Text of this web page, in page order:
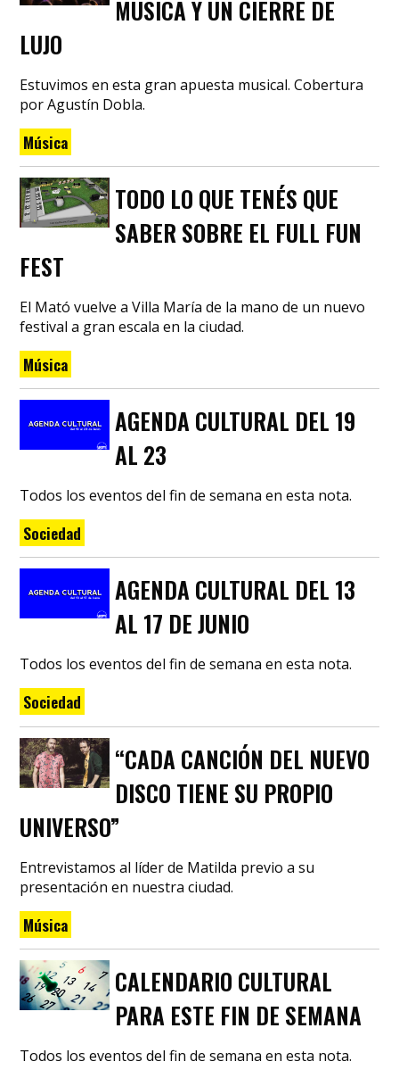
MÚSICA Y UN CIERRE DE
LUJO
Estuvimos en esta gran apuesta musical. Cobertura
por Agustín Dobla.
Música
TODO LO QUE TENÉS QUE
SABER SOBRE EL FULL FUN
FEST
El Mató vuelve a Villa María de la mano de un nuevo
festival a gran escala en la ciudad.
Música
AGENDA CULTURAL DEL 19
AL 23
Todos los eventos del fin de semana en esta nota.
Sociedad
AGENDA CULTURAL DEL 13
AL 17 DE JUNIO
Todos los eventos del fin de semana en esta nota.
Sociedad
“CADA CANCIÓN DEL NUEVO
DISCO TIENE SU PROPIO
UNIVERSO”
Entrevistamos al líder de Matilda previo a su
presentación en nuestra ciudad.
Música
CALENDARIO CULTURAL
PARA ESTE FIN DE SEMANA
Todos los eventos del fin de semana en esta nota.